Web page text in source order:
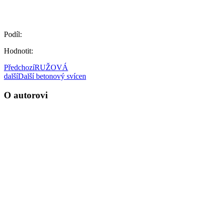
Podíl:
Hodnotit:
PředchozíRUŽOVÁ
dalšíDalší betonový svícen
O autorovi